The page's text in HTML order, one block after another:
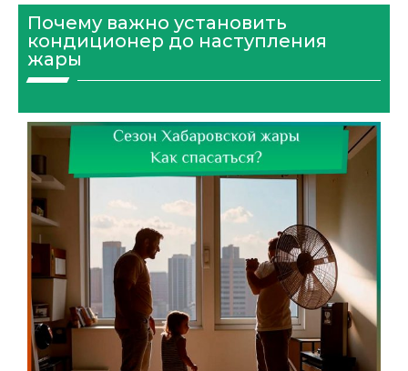
Почему важно установить
кондиционер до наступления
жары